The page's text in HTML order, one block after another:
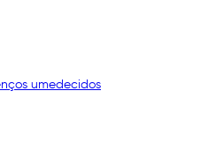
umedecidos